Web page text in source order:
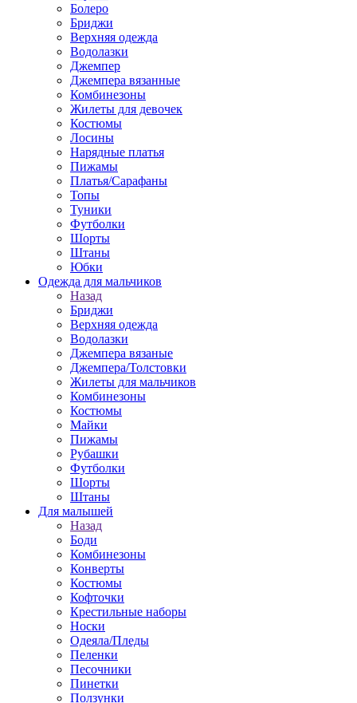
Болеро
Бриджи
Верхняя одежда
Водолазки
Джемпер
Джемпера вязанные
Комбинезоны
Жилеты для девочек
Костюмы
Лосины
Нарядные платья
Пижамы
Платья/Сарафаны
Топы
Туники
Футболки
Шорты
Штаны
Юбки
Одежда для мальчиков
Назад
Бриджи
Верхняя одежда
Водолазки
Джемпера вязаные
Джемпера/Толстовки
Жилеты для мальчиков
Комбинезоны
Костюмы
Майки
Пижамы
Рубашки
Футболки
Шорты
Штаны
Для малышей
Назад
Боди
Комбинезоны
Конверты
Костюмы
Кофточки
Крестильные наборы
Носки
Одеяла/Пледы
Пеленки
Песочники
Пинетки
Ползунки